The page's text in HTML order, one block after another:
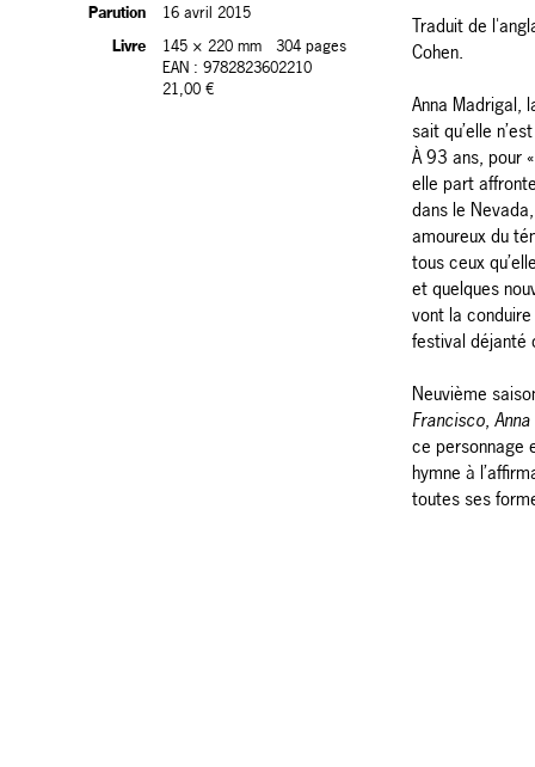
Parution
16 avril 2015
Livre
145 × 220 mm
304 pages
EAN : 9782823602210
21,00 €
Traduit de
Cohen.
Anna Madrigal,
sait qu’elle
À 93 ans, pour
elle part
dans le
amoureux du
tous ceux
et quelques
vont la conduire
festival déjanté
Neuvième
Francisco,
ce personnage
hymne à
toutes ses